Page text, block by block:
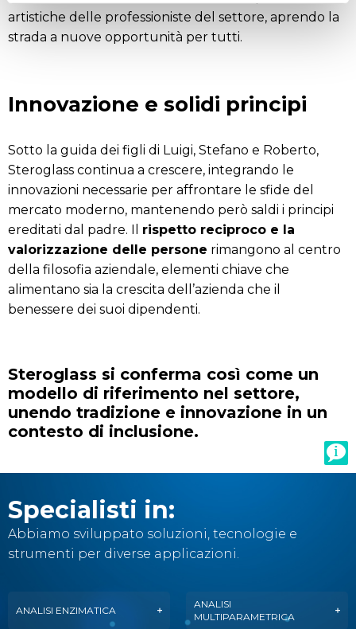
artistiche delle professioniste del settore, aprendo la
strada a nuove opportunità per tutti.
Innovazione e solidi principi
Sotto la guida dei figli di Luigi, Stefano e Roberto,
Steroglass continua a crescere, integrando le
innovazioni necessarie per affrontare le sfide del
mercato moderno, mantenendo però saldi i principi
ereditati dal padre. Il rispetto reciproco e la
valorizzazione delle persone rimangono al centro
della filosofia aziendale, elementi chiave che
alimentano sia la crescita dell’azienda che il
benessere dei suoi dipendenti.
Steroglass si conferma così come un
modello di riferimento nel settore,
unendo tradizione e innovazione in un
contesto di inclusione.
Specialisti in:
Abbiamo sviluppato soluzioni, tecnologie e
strumenti per diverse applicazioni.
ANALISI ENZIMATICA
ANALISI
MULTIPARAMETRICA